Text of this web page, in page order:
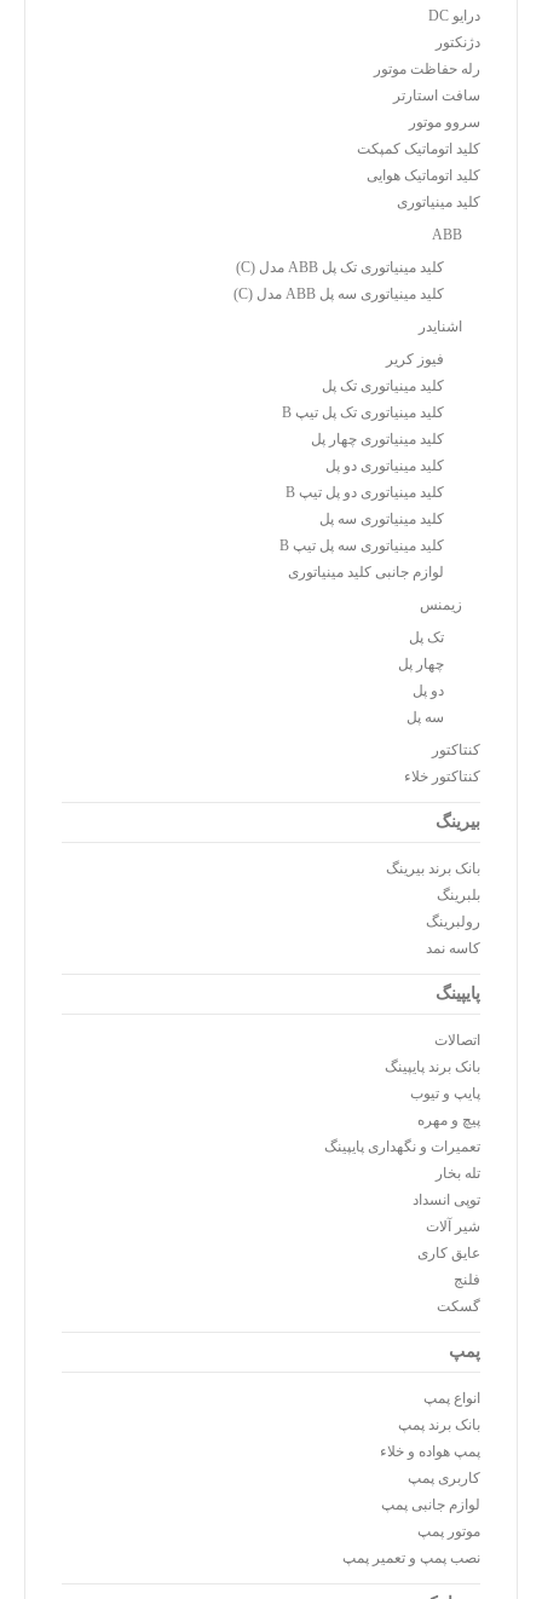
درایو DC
دژنکتور
رله حفاظت موتور
سافت استارتر
سروو موتور
کلید اتوماتیک کمپکت
کلید اتوماتیک هوایی
کلید مینیاتوری
ABB
کلید مینیاتوری تک پل ABB مدل (C)
کلید مینیاتوری سه پل ABB مدل (C)
اشنایدر
فیوز کریر
کلید مینیاتوری تک پل
کلید مینیاتوری تک پل تیپ B
کلید مینیاتوری چهار پل
کلید مینیاتوری دو پل
کلید مینیاتوری دو پل تیپ B
کلید مینیاتوری سه پل
کلید مینیاتوری سه پل تیپ B
لوازم جانبی کلید مینیاتوری
زیمنس
تک پل
چهار پل
دو پل
سه پل
کنتاکتور
کنتاکتور خلاء
بیرینگ
بانک برند بیرینگ
بلبرینگ
رولبرینگ
کاسه نمد
پایپینگ
اتصالات
بانک برند پایپینگ
پایپ و تیوب
پیچ و مهره
تعمیرات و نگهداری پایپینگ
تله بخار
توپی انسداد
شیر آلات
عایق کاری
فلنج
گسکت
پمپ
انواع پمپ
بانک برند پمپ
پمپ هواده و خلاء
کاربری پمپ
لوازم جانبی پمپ
موتور پمپ
نصب پمپ و تعمیر پمپ